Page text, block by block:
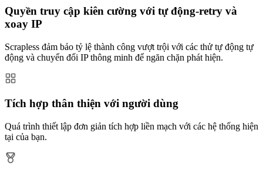
Quyền truy cập kiên cường với tự động-retry và
xoay IP
Scrapless đảm bảo tỷ lệ thành công vượt trội với các thử tự động tự
động và chuyển đổi IP thông minh để ngăn chặn phát hiện.
Tích hợp thân thiện với người dùng
Quá trình thiết lập đơn giản tích hợp liền mạch với các hệ thống hiện
tại của bạn.